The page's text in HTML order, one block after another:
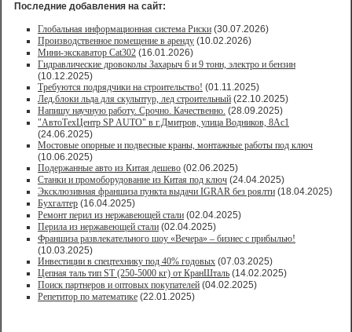
Последние добавления на сайт:
Глобальная информационная система Риски (30.07.2026)
Производственное помещение в аренду (10.02.2026)
Мини-экскаватор Cat302 (16.01.2026)
Гидравлические дровоколы Захарыч 6 и 9 тонн, электро и бензин
(10.12.2025)
Требуются подрядчики на строительство! (01.11.2025)
Лед,блоки льда для скульптур, лед строительный (22.10.2025)
Напишу научную работу. Срочно. Качественно. (28.09.2025)
"АвтоТехЦентр SP AUTO" в г.Дмитров, улица Водников, 8Ас1
(24.06.2025)
Мостовые опорные и подвесные краны, монтажные работы под ключ
(10.06.2025)
Подержанные авто из Китая дешево (02.06.2025)
Станки и промоборудование из Китая под ключ (24.04.2025)
Эксклюзивная франшиза пункта выдачи IGRAR без роялти (18.04.2025)
Бухгалтер (16.04.2025)
Ремонт перил из нержавеющей стали (02.04.2025)
Перила из нержавеющей стали (02.04.2025)
Франшиза развлекательного шоу «Вечера» – бизнес с прибылью!
(10.03.2025)
Инвестиции в спецтехнику под 40% годовых (07.03.2025)
Цепная таль тип ST (250-5000 кг) от КранШталь (14.02.2025)
Поиск партнеров и оптовых покупателей (04.02.2025)
Репетитор по математике (22.01.2025)